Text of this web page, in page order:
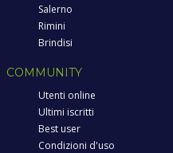
Salerno
Rimini
Brindisi
COMMUNITY
Utenti online
Ultimi iscritti
Best user
Condizioni d'uso